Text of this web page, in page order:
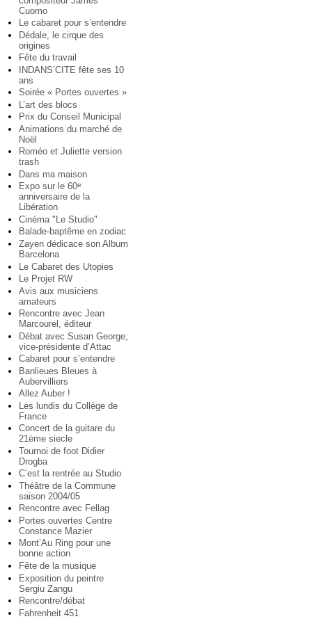
Cuomo
Le cabaret pour s’entendre
Dédale, le cirque des
origines
Fête du travail
INDANS’CITE fête ses 10
ans
Soirée « Portes ouvertes »
L’art des blocs
Prix du Conseil Municipal
Animations du marché de
Noël
Roméo et Juliette version
trash
Dans ma maison
Expo sur le 60e
anniversaire de la
Libération
Cinéma "Le Studio"
Balade-baptême en zodiac
Zayen dédicace son Album
Barcelona
Le Cabaret des Utopies
Le Projet RW
Avis aux musiciens
amateurs
Rencontre avec Jean
Marcourel, éditeur
Débat avec Susan George,
vice-présidente d’Attac
Cabaret pour s’entendre
Banlieues Bleues à
Aubervilliers
Allez Auber !
Les lundis du Collège de
France
Concert de la guitare du
21ème siecle
Tournoi de foot Didier
Drogba
C’est la rentrée au Studio
Théâtre de la Commune
saison 2004/05
Rencontre avec Fellag
Portes ouvertes Centre
Constance Mazier
Mont’Au Ring pour une
bonne action
Fête de la musique
Exposition du peintre
Sergiu Zangu
Rencontre/débat
Fahrenheit 451